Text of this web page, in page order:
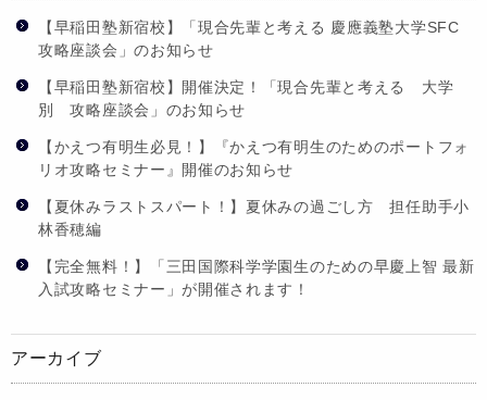
【早稲田塾新宿校】「現合先輩と考える 慶應義塾大学SFC
攻略座談会」のお知らせ
【早稲田塾新宿校】開催決定！「現合先輩と考える 大学
別 攻略座談会」のお知らせ
【かえつ有明生必見！】『かえつ有明生のためのポートフォ
リオ攻略セミナー』開催のお知らせ
【夏休みラストスパート！】夏休みの過ごし方 担任助手小
林香穂編
【完全無料！】「三田国際科学学園生のための早慶上智 最新
入試攻略セミナー」が開催されます！
アーカイブ